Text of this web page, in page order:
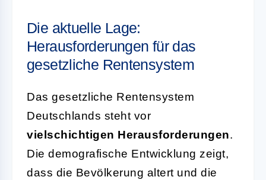
Die aktuelle Lage:
Herausforderungen für das
gesetzliche Rentensystem
Das gesetzliche Rentensystem
Deutschlands steht vor
vielschichtigen Herausforderungen.
Die demografische Entwicklung zeigt,
dass die Bevölkerung altert und die